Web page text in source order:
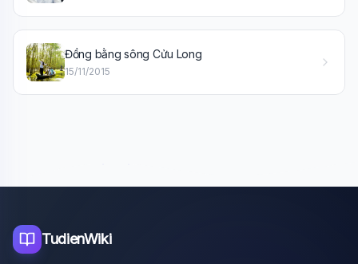
Đồng bằng sông Cửu Long
15/11/2015
TudienWiki